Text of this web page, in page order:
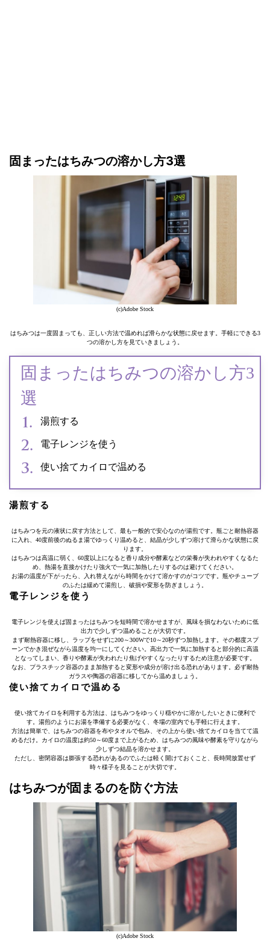
固まったはちみつの溶かし方3選
(c)Adobe Stock
はちみつは一度固まっても、正しい方法で温めれば滑らかな状態に戻せます。手軽にできる3
つの溶かし方を見ていきましょう。
固まったはちみつの溶かし方3
選
湯煎する
電子レンジを使う
使い捨てカイロで温める
湯煎する
はちみつを元の液状に戻す方法として、最も一般的で安心なのが湯煎です。瓶ごと耐熱容器
に入れ、40度前後のぬるま湯でゆっくり温めると、結晶が少しずつ溶けて滑らかな状態に戻
ります。
はちみつは高温に弱く、60度以上になると香り成分や酵素などの栄養が失われやすくなるた
め、熱湯を直接かけたり強火で一気に加熱したりするのは避けてください。
お湯の温度が下がったら、入れ替えながら時間をかけて溶かすのがコツです。瓶やチューブ
のふたは緩めて湯煎し、破損や変形を防ぎましょう。
電子レンジを使う
電子レンジを使えば固まったはちみつを短時間で溶かせますが、風味を損なわないために低
出力で少しずつ温めることが大切です。
まず耐熱容器に移し、ラップをせずに200～300Wで10～20秒ずつ加熱します。その都度スプ
ーンでかき混ぜながら温度を均一にしてください。高出力で一気に加熱すると部分的に高温
となってしまい、香りや酵素が失われたり焦げやすくなったりするため注意が必要です。
なお、プラスチック容器のまま加熱すると変形や成分が溶け出る恐れがあります。必ず耐熱
ガラスや陶器の容器に移してから温めましょう。
使い捨てカイロで温める
使い捨てカイロを利用する方法は、はちみつをゆっくり穏やかに溶かしたいときに便利で
す。湯煎のようにお湯を準備する必要がなく、冬場の室内でも手軽に行えます。
方法は簡単で、はちみつの容器を布やタオルで包み、その上から使い捨てカイロを当てて温
めるだけ。カイロの温度は約50～60度まで上がるため、はちみつの風味や酵素を守りながら
少しずつ結晶を溶かせます。
ただし、密閉容器は膨張する恐れがあるのでふたは軽く開けておくこと、長時間放置せず
時々様子を見ることが大切です。
はちみつが固まるのを防ぐ方法
(c)Adobe Stock